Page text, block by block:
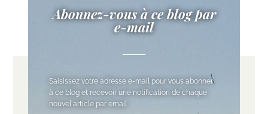
Abonnez-vous à ce blog par
e-mail
Saisissez votre adresse e-mail pour vous abonner
à ce blog et recevoir une notification de chaque
nouvel article par email